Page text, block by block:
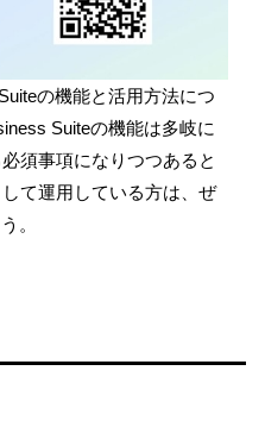
の機能と活用方法につ
Suiteの機能は多岐に
須事項になりつつあると
て運用している方は、ぜ
。